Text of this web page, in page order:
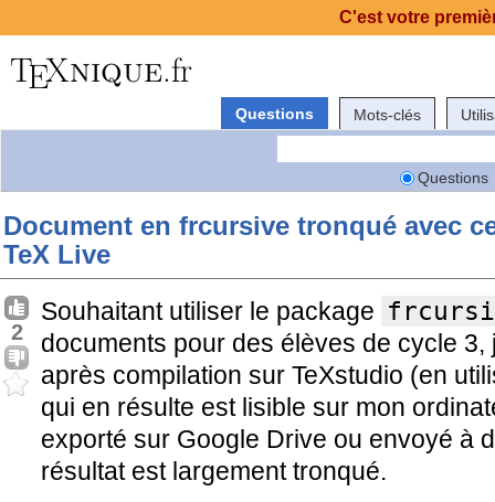
Questions Mots-clés
Questions
Document en frcursive tronqué avec
TeX Live
2
Souhaitant utiliser le package
documents pour des élèves de cycle
après compilation sur TeXstudio (en
qui en résulte est lisible sur mon
exporté sur Google Drive ou envoyé à
résultat est largement tronqué.
C'est votre